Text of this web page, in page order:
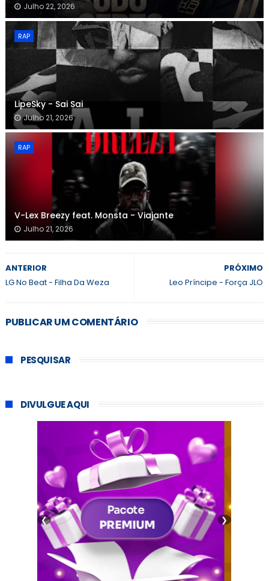
Julho 22, 2026
RAP
LipeSky - Sai Sai
Julho 21, 2026
RAP
V-Lex Breezy feat. Monsta - Viajante
Julho 21, 2026
PRÓXIMO
Leo Príncipe - Força JLO
ANTERIOR
LG No Beat - Filha Da Weza
PUBLICAR UM COMENTÁRIO
PESQUISAR
DIVULGUE AQUI
❮ ❯